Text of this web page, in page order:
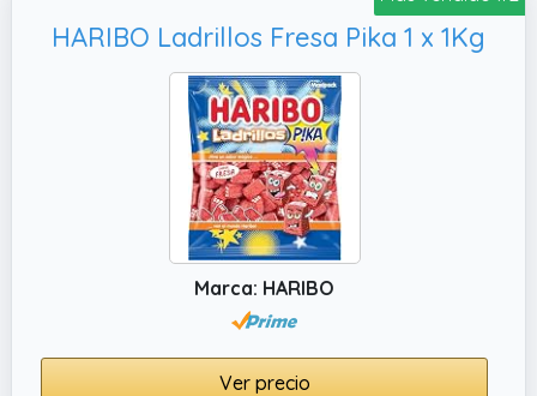
de yoga, Pilates y fitness * para principiantes
y usuarios avanzados * puede utilizarse
tanto en interiores como en exteriores|*Para
información sobre la garantía, consulte Guías
y documentos del producto
HARIBO Ladrillos Fresa Pika 1 x 1Kg
Marca: HARIBO
Ver precio